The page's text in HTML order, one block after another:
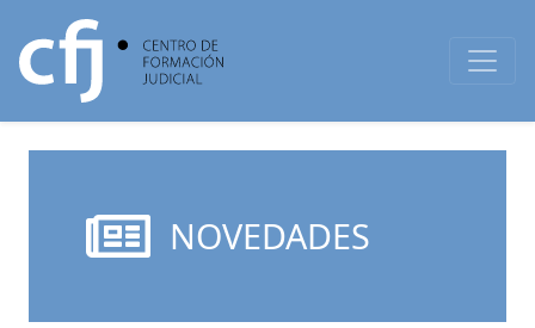
NOVEDADES